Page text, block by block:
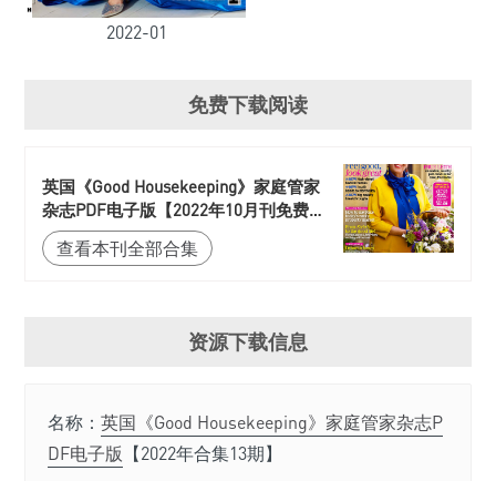
2022-01
免费下载阅读
英国《Good Housekeeping》家庭管家
杂志PDF电子版【2022年10月刊免费下
载阅读】
查看本刊全部合集
资源下载信息
名称： 英国《Good Housekeeping》家庭管家杂志P
DF电子版 【2022年合集13期】